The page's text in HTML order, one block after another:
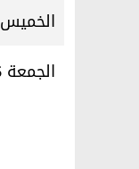
الخميس 13/08/2026
الجمعة 14/08/2026